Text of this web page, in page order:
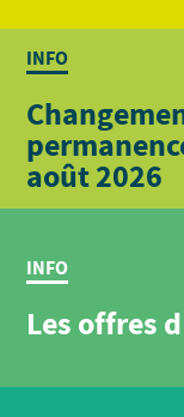
INFO
août 2026
INFO
Les offres